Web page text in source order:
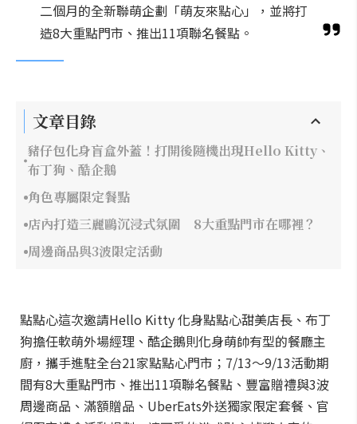
二個月的全新聯萌企劃「萌友來點心」，並將打
造8大重點門市、推出11項聯名餐點。
文章目錄
豬仔包化身盲盒外蓋！打開後隨機出現Hello Kitty、
布丁狗、酷企鵝
角色專屬限定餐點
店內打造三麗鷗沉浸式氛圍 8大重點門市在哪裡？
周邊商品與3波限定活動
點點心這次邀請Hello Kitty 化身點點心甜美店長、布丁
狗擔任軟萌外場經理、酷企鵝則化身萌帥有型的餐廳主
廚，攜手進駐全台21家點點心門市；7/13～9/13活動期
間有8大重點門市、推出11項聯名餐點、豐富贈禮與3波
周邊商品、滿額贈品、UberEats外送獨家限定套餐、官